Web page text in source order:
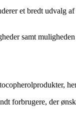
et bredt udvalg
samt
forbrugere, der